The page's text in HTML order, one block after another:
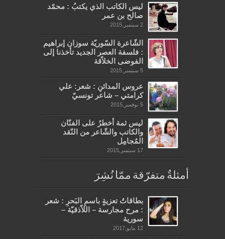
ليس الكاتب الذي يكتبُ : محمّد
صالح بن عمر
2 سبتمبر,2015
الشّاعرة السّوريّة سوزان إبراهيم
: فلسفة العصر الجديد تأخذنا إلى
الفوضى الخلاّقة
5 سبتمبر,2015
عروس المدائنِ : شعر: علي
كرامتي – شاعر تونسيّ
5 نوفمبر,2015
ليس ثمة أخطرُ على الفنّان
والكاتب والشّاعر من النّقد
المُجامِل
17 سبتمبر,2015
أمثلةٌ متفرّقة ممّا نُشِرَ
بطاقاتُ تعزيةٍ باسمِ البَحرِ : شعر
: مرح مجارسة – اللاّذقيّة –
سورية
12 مايو,2017